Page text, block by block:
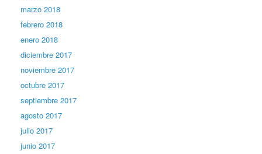
marzo 2018
febrero 2018
enero 2018
diciembre 2017
noviembre 2017
octubre 2017
septiembre 2017
agosto 2017
julio 2017
junio 2017